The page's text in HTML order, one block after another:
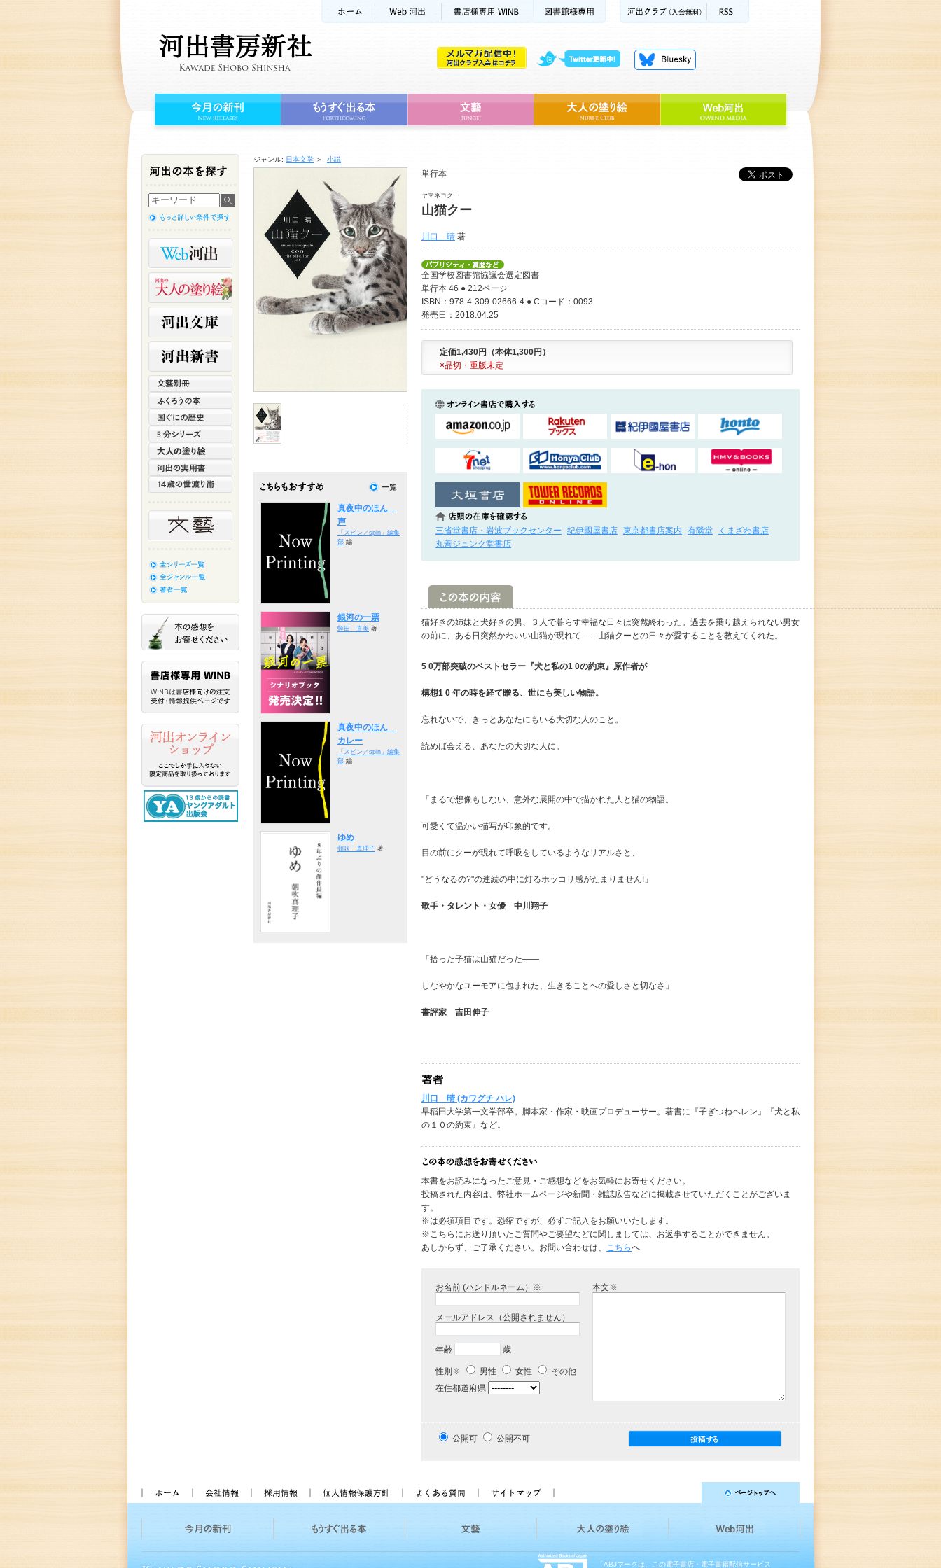
ジャンル: 日本文学 ＞ 小説
単行本
ヤマネコクー
山猫クー
川口 晴 著
全国学校図書館協議会選定図書
単行本 46 ● 212ページ
ISBN：978-4-309-02666-4 ● Cコード：0093
発売日：2018.04.25
定価1,430円（本体1,300円）
×品切・重版未定
三省堂書店・岩波ブックセンター 紀伊國屋書店 東京都書店案内 有隣堂
くまざわ書店
丸善ジュンク堂書店
猫好きの姉妹と犬好きの男、３人で暮らす幸福な日々は突然終わった。過去を乗り越えられない男女
の前に、ある日突然かわいい山猫が現れて……山猫クーとの日々が愛することを教えてくれた。
5 0万部突破のベストセラー『犬と私の1 0の約束』原作者が
構想1 0 年の時を経て贈る、世にも美しい物語。
忘れないで、きっとあなたにもいる大切な人のこと。
読めば会える、あなたの大切な人に。
「まるで想像もしない、意外な展開の中で描かれた人と猫の物語。
可愛くて温かい描写が印象的です。
目の前にクーが現れて呼吸をしているようなリアルさと、
"どうなるの?"の連続の中に灯るホッコリ感がたまりません!」
歌手・タレント・女優 中川翔子
「拾った子猫は山猫だった――
しなやかなユーモアに包まれた、生きることへの愛しさと切なさ」
書評家 吉田伸子
川口 晴 (カワグチ ハレ)
早稲田大学第一文学部卒。脚本家・作家・映画プロデューサー。著書に『子ぎつねヘレン』『犬と私
の１０の約束』など。
本書をお読みになったご意見・ご感想などをお気軽にお寄せください。
投稿された内容は、弊社ホームページや新聞・雑誌広告などに掲載させていただくことがございま
す。
※は必須項目です。恐縮ですが、必ずご記入をお願いいたします。
※こちらにお送り頂いたご質問やご要望などに関しましては、お返事することができません。
あしからず、ご了承ください。お問い合わせは、 こちらへ
お名前 (ハンドルネーム）※
メールアドレス（公開されません）
年齢 歳
性別※ 男性 女性
その他
在住都道府県
本文※
公開可 公開不可
真夜中のほん
声
「スピン／spin」編集
部 編
銀河の一票
蛭田 直美 著
真夜中のほん
カレー
「スピン／spin」編集
部 編
ゆめ
朝吹 真理子 著
「ABJマークは、この電子書店・電子書籍配信サービス